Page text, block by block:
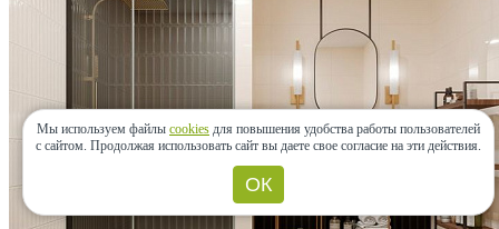
Мы используем файлы cookies для повышения удобства работы пользователей
с сайтом. Продолжая использовать сайт вы даете свое согласие на эти действия.
ОК